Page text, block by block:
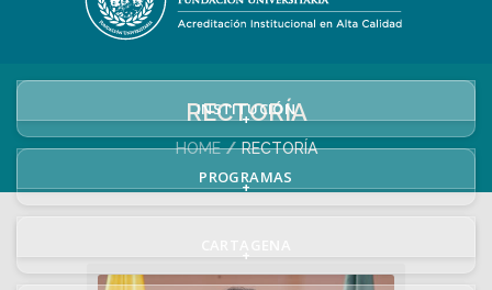
INSTITUCIÓN
+
PROGRAMAS
+
+
RECTORÍA
HOME RECTORÍA